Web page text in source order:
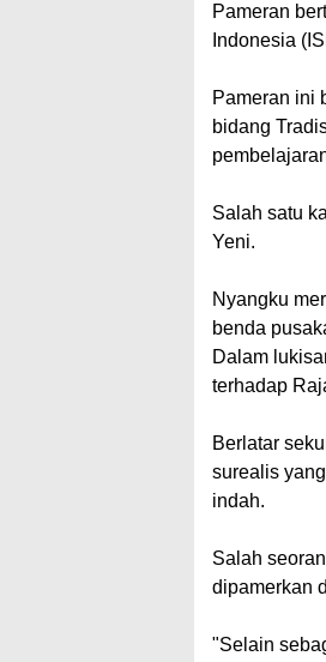
Pameran
Indonesia
Pameran ini
bidang
Salah satu
Yeni.
Nyangku
benda
Dalam
terhadap
Berlatar
surealis
indah.
Salah
dipamerkan
"Selain